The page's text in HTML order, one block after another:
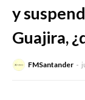
y
Guajira,
FMSantander